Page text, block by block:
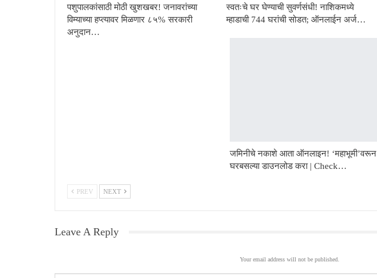
पशुपालकांसाठी मोठी खुशखबर! जनावरांच्या
विम्याच्या हप्त्यावर मिळणार ८५% सरकारी
अनुदान…
स्वतःचे घर घेण्याची सुवर्णसंधी! नाशिकमध्ये
म्हाडाची 744 घरांची सोडत; ऑनलाईन अर्ज…
जमिनीचे नकाशे आता ऑनलाइन! ‘महाभूमी’वरून
घरबसल्या डाउनलोड करा | Check…
PREV NEXT
Leave A Reply
Your email address will not be published.